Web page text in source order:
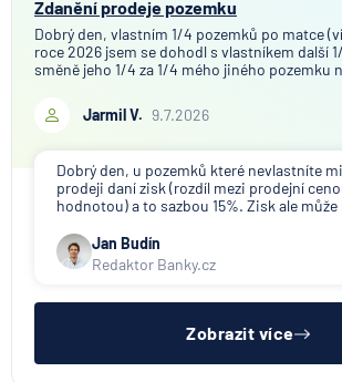
Zdanění prodeje pozemku
Dobrý den, vlastním 1/4 pozemků po matce
roce 2026 jsem se dohodl s vlastníkem další
směně jeho 1/4 za 1/4 mého jiného pozemku
Jarmil V. 9.7.2026
Dobrý den, u pozemků které nevlastníte
prodeji daní zisk (rozdíl mezi prodejní
hodnotou) a to sazbou 15%. Zisk ale může
Jan Budín
Redaktor Banky.cz
Zobrazit více